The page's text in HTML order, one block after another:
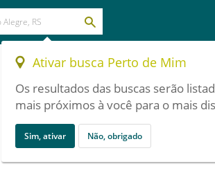
Ativar busca Perto de Mim
Os resultados das buscas serão
mais próximos à você para o mais
Sim, ativar Não, obrigado